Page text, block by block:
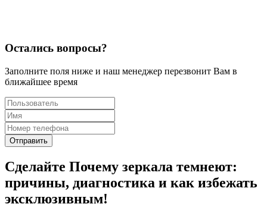
Остались вопросы?
Заполните поля ниже и наш менеджер перезвонит Вам в
ближайшее время
Отправить
Сделайте Почему зеркала темнеют:
причины, диагностика и как избежать
эксклюзивным!